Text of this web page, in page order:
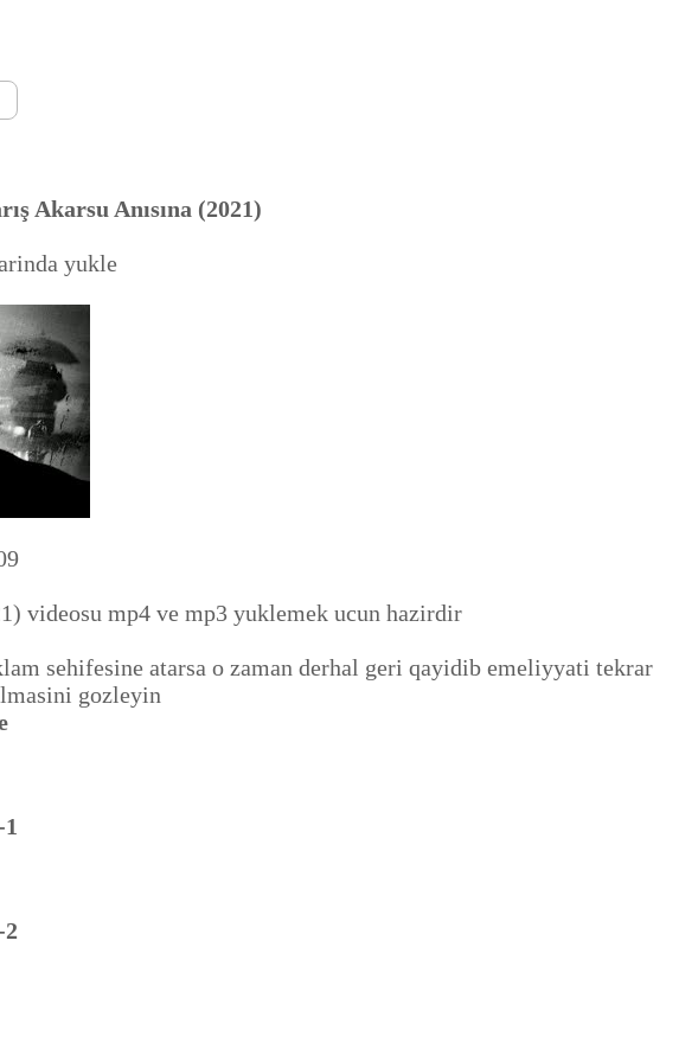
Akarsu Anısına (2021)
yukle
videosu mp4 ve mp3 yuklemek ucun hazirdir
sehifesine atarsa o zaman derhal geri qayidib emeliyyati tekrar
gozleyin